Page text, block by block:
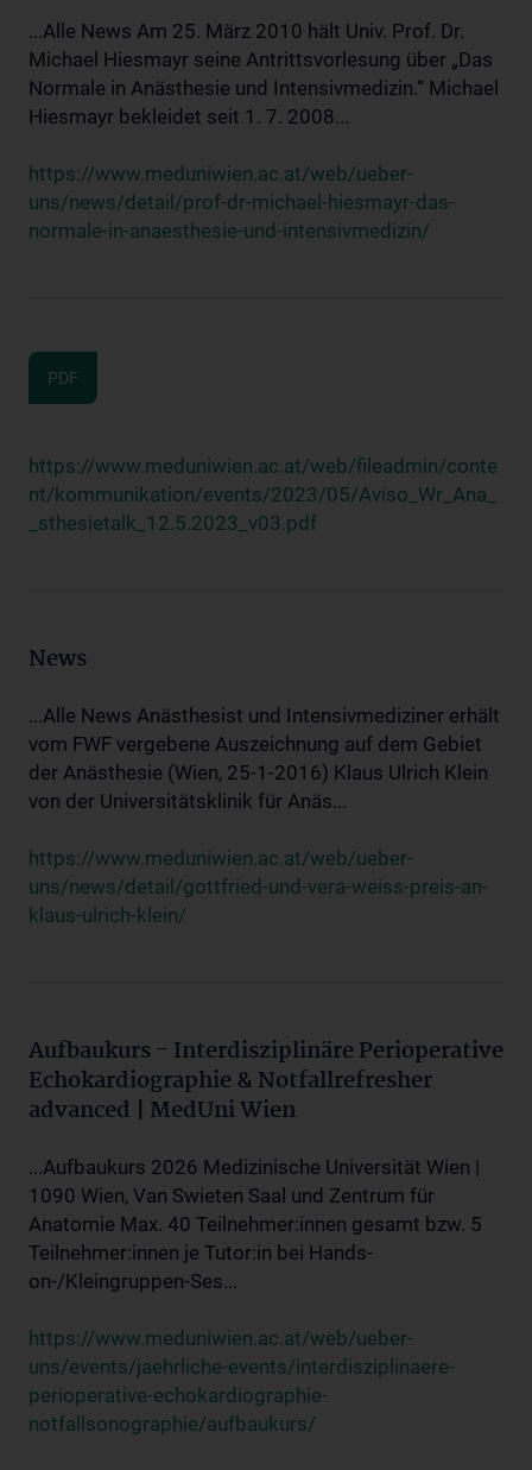
...Alle News Am 25. März 2010 hält Univ. Prof. Dr.
Michael Hiesmayr seine Antrittsvorlesung über „Das
Normale in Anästhesie und Intensivmedizin.“ Michael
Hiesmayr bekleidet seit 1. 7. 2008...
https://www.meduniwien.ac.at/web/ueber-
uns/news/detail/prof-dr-michael-hiesmayr-das-
normale-in-anaesthesie-und-intensivmedizin/
PDF
https://www.meduniwien.ac.at/web/fileadmin/conte
nt/kommunikation/events/2023/05/Aviso_Wr_Ana_
_sthesietalk_12.5.2023_v03.pdf
News
...Alle News Anästhesist und Intensivmediziner erhält
vom FWF vergebene Auszeichnung auf dem Gebiet
der Anästhesie (Wien, 25-1-2016) Klaus Ulrich Klein
von der Universitätsklinik für Anäs...
https://www.meduniwien.ac.at/web/ueber-
uns/news/detail/gottfried-und-vera-weiss-preis-an-
klaus-ulrich-klein/
Aufbaukurs - Interdisziplinäre Perioperative
Echokardiographie & Notfallrefresher
advanced | MedUni Wien
...Aufbaukurs 2026 Medizinische Universität Wien |
1090 Wien, Van Swieten Saal und Zentrum für
Anatomie Max. 40 Teilnehmer:innen gesamt bzw. 5
Teilnehmer:innen je Tutor:in bei Hands-
on-/Kleingruppen-Ses...
https://www.meduniwien.ac.at/web/ueber-
uns/events/jaehrliche-events/interdisziplinaere-
perioperative-echokardiographie-
notfallsonographie/aufbaukurs/